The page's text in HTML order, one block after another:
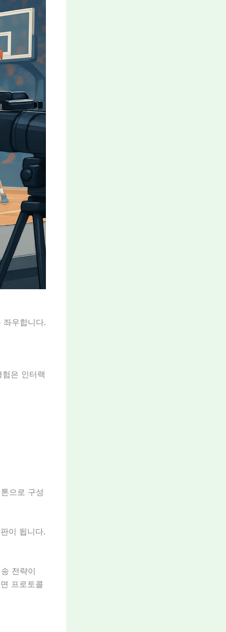
우합니다.
은 인터랙
으로 구성
이 됩니다.
전략이
프로토콜